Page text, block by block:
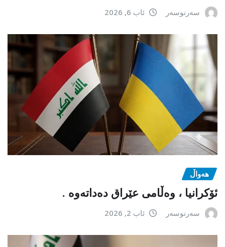
سەرنوسەر ئاب 6, 2026
هەواڵ
ئۆکرانیا ، وەڵامی عێراق دەداتەوە .
سەرنوسەر ئاب 2, 2026